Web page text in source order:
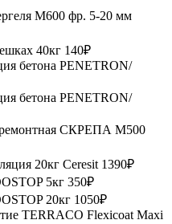
М600 фр. 5-20 мм
40кг 140₽
бетона PENETRON/
бетона PENETRON/
ремонтная СКРЕПА М500
20кг Ceresit 1390₽
5кг 350₽
20кг 1050₽
TERRACO Flexicoat Maxi